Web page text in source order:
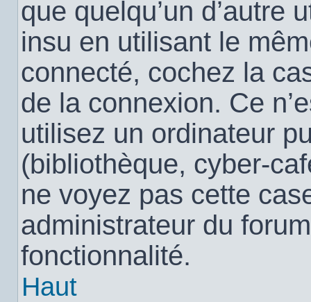
que quelqu’un d’autre
insu en utilisant le
connecté, cochez la
de la connexion. Ce
utilisez un ordinateur
(bibliothèque, cyber-
ne voyez pas cette
administrateur du
fonctionnalité.
Haut